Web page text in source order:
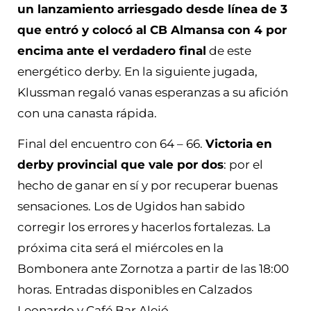
un lanzamiento arriesgado desde línea de 3
que entró y colocó al CB Almansa con 4 por
encima ante el verdadero final de este
energético derby. En la siguiente jugada,
Klussman regaló vanas esperanzas a su afición
con una canasta rápida.
Final del encuentro con 64 – 66. Victoria en
derby provincial que vale por dos: por el
hecho de ganar en sí y por recuperar buenas
sensaciones. Los de Ugidos han sabido
corregir los errores y hacerlos fortalezas. La
próxima cita será el miércoles en la
Bombonera ante Zornotza a partir de las 18:00
horas. Entradas disponibles en Calzados